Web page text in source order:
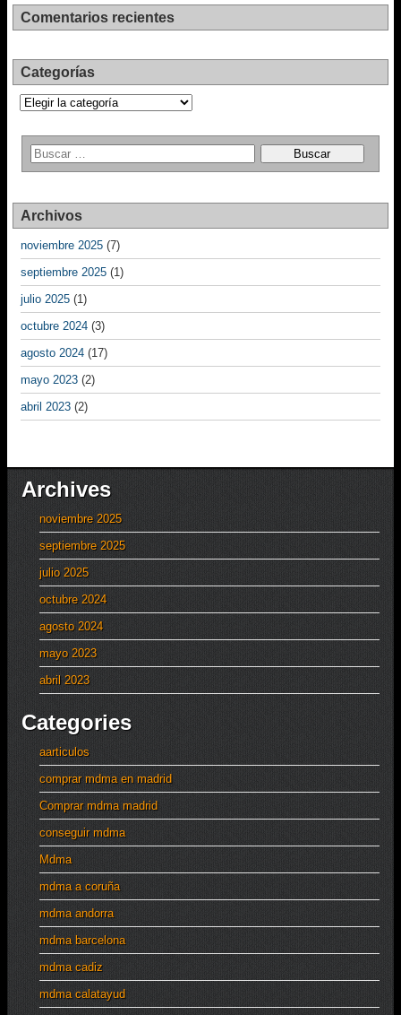
Comentarios recientes
Categorías
Categorías
Archivos
noviembre 2025 (7)
septiembre 2025 (1)
julio 2025 (1)
octubre 2024 (3)
agosto 2024 (17)
mayo 2023 (2)
abril 2023 (2)
Archives
noviembre 2025
septiembre 2025
julio 2025
octubre 2024
agosto 2024
mayo 2023
abril 2023
Categories
aarticulos
comprar mdma en madrid
Comprar mdma madrid
conseguir mdma
Mdma
mdma a coruña
mdma andorra
mdma barcelona
mdma cadiz
mdma calatayud